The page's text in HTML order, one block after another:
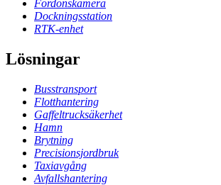
Fordonskamera
Dockningsstation
RTK-enhet
Lösningar
Busstransport
Flotthantering
Gaffeltrucksäkerhet
Hamn
Brytning
Precisionsjordbruk
Taxiavgång
Avfallshantering